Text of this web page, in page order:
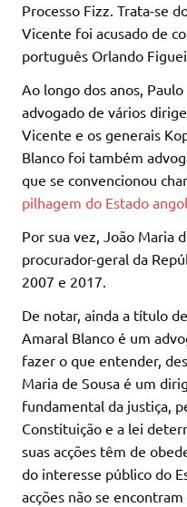
Processo Fizz. Trata-se
Vicente foi acusado de
português Orlando
Ao longo dos anos,
advogado de vários
Vicente e os generais
Blanco foi também
que se convencionou
pilhagem do Estado
Por sua vez, João Maria
procurador-geral da
2007 e 2017.
De notar, ainda a título
Amaral Blanco é um
fazer o que entender,
Maria de Sousa é um
fundamental da justiça,
Constituição e a lei
suas acções têm de
do interesse público do
acções não se